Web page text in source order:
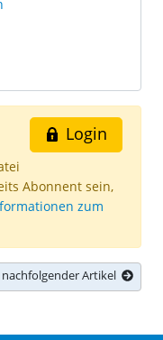
Login
Abonnent sein,
zum
nachfolgender Artikel